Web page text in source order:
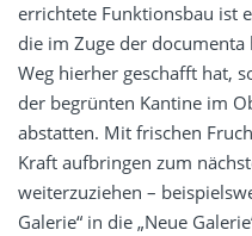
errichtete Funktionsbau ist
die im Zuge der
Weg hierher geschafft hat,
der begrünten Kantine im
abstatten. Mit frischen
Kraft aufbringen zum
weiterzuziehen –
Galerie“ in die „Neue